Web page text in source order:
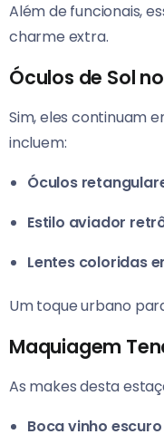
Além de funcionais,
charme extra.
Óculos de Sol
Sim, eles continuam
incluem:
Óculos
Estilo aviador
Lentes coloridas
Um toque urbano
Maquiagem
As makes desta
Boca vinho